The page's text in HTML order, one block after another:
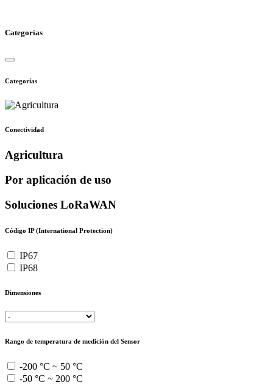
Categorías
Categorías
Conectividad
Agricultura
Por aplicación de uso
Soluciones LoRaWAN
Código IP (International Protection)
IP67
IP68
Dimensiones
Rango de temperatura de medición del Sensor
-200 °C ~ 50 °C
-50 °C ~ 200 °C